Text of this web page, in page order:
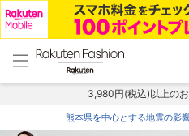
menu home
トップ
3,980円(税込)以上の
熊本県を中心とする地震の影